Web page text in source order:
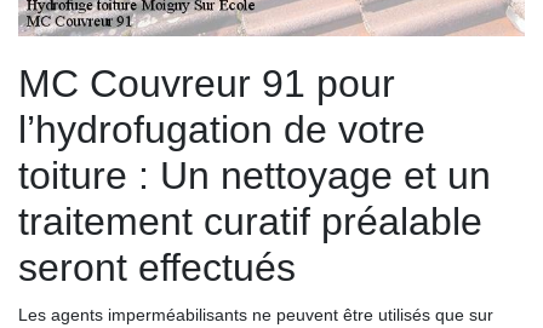
MC Couvreur 91 pour
l’hydrofugation de votre
toiture : Un nettoyage et un
traitement curatif préalable
seront effectués
Les agents imperméabilisants ne peuvent être utilisés que sur